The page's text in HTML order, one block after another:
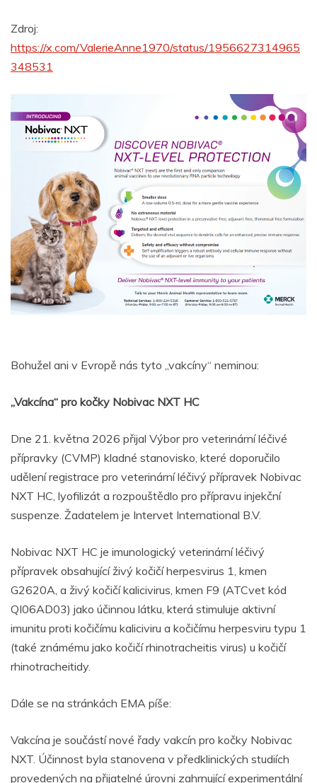
Zdroj:
https://x.com/ValerieAnne1970/status/1956627314965
348531
Bohužel ani v Evropě nás tyto „vakcíny“ neminou:
„Vakcína“ pro kočky Nobivac NXT HC
Dne 21. května 2026 přijal Výbor pro veterinární léčivé
přípravky (CVMP) kladné stanovisko, které doporučilo
udělení registrace pro veterinární léčivý přípravek Nobivac
NXT HC, lyofilizát a rozpouštědlo pro přípravu injekční
suspenze. Žadatelem je Intervet International B.V.
Nobivac NXT HC je imunologický veterinární léčivý
přípravek obsahující živý kočičí herpesvirus 1, kmen
G2620A, a živý kočičí kalicivirus, kmen F9 (ATCvet kód
QI06AD03) jako účinnou látku, která stimuluje aktivní
imunitu proti kočičímu kaliciviru a kočičímu herpesviru typu 1
(také známému jako kočičí rhinotracheitis virus) u kočičí
rhinotracheitidy.
Dále se na stránkách EMA píše:
Vakcína je součástí nové řady vakcín pro kočky Nobivac
NXT. Účinnost byla stanovena v předklinických studiích
provedených na přijatelné úrovni zahrnující experimentální